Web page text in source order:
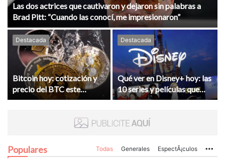
Las dos actrices que cautivaron y dejaron sin palabras a
Brad Pitt: “Cuando las conocí, me impresionaron”
Destacada
Bitcoin hoy: cotización y
precio del BTC este
domingo 9 de agosto de
Destacada
Qué ver en Disney+ hoy: las
10 series y películas que
lideran el ranking este
2026 en Argentina
Populares Todas Generales EspectÃ¡culos